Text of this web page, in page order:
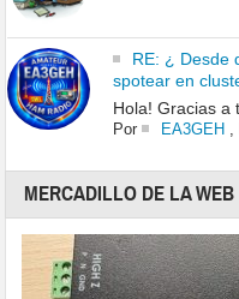
RE: ¿ Desde
spotear en
Hola! Gracias a
Por EA3GEH,
MERCADILLO DE LA WEB